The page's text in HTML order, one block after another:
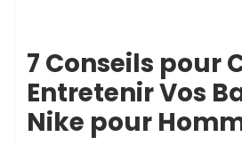
7 Conseils pour
Entretenir Vos
Nike pour